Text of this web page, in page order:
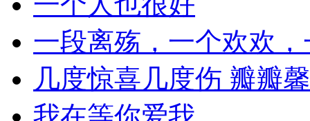
一段离殇，一个欢欢
几度惊喜几度伤 瓣瓣